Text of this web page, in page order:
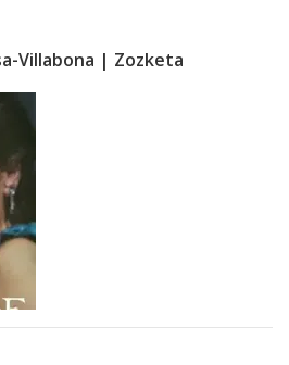
Villabona | Zozketa